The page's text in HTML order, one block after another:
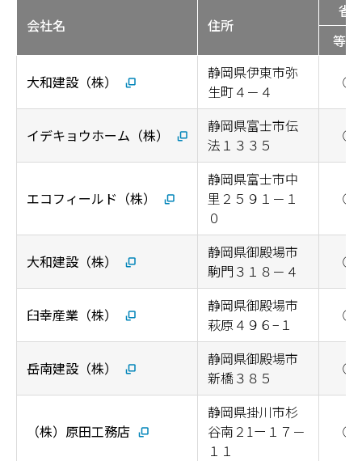
会社名 住所
省
等級
大和建設（株）
静岡県伊東市弥
生町４－４
◯
イデキョウホーム（株）
静岡県富士市伝
法１３３５
◯
エコフィールド（株）
静岡県富士市中
里２５９１－１
０
◯
大和建設（株）
静岡県御殿場市
駒門３１８－４
◯
臼幸産業（株）
静岡県御殿場市
萩原４９６−１
◯
岳南建設（株）
静岡県御殿場市
新橋３８５
◯
（株）原田工務店
静岡県掛川市杉
谷南２1ー１７－
１１
◯